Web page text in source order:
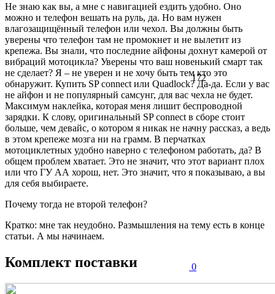
Не знаю как вы, а мне с навигацией ездить удобно. Оно
можно и телефон вешать на руль, да. Но вам нужен
влагозащищённый телефон или чехол. Вы должны быть
уверены что телефон там не промокнет и не вылетит из
крепежа. Вы знали, что последние айфоны дохнут камерой от
вибраций мотоцикла? Уверены что ваш новенький смарт так
не сделает? Я – не уверен и не хочу быть тем кто это
обнаружит. Купить SP connect или Quadlock? Да-да. Если у вас
не айфон и не популярный самсунг, для вас чехла не будет.
Максимум наклейка, которая меня лишит беспроводной
зарядки. К слову, оригинальный SP connect в сборе стоит
больше, чем девайс, о котором я никак не начну рассказ, а ведь
в этом крепеже мозга ни на грамм. В перчатках
мотоциклетных удобно наверно с телефоном работать, да? В
общем проблем хватает. Это не значит, что этот вариант плох
или что ГУ АА хорош, нет. Это значит, что я показываю, а вы
для себя выбираете.
Почему тогда не второй телефон?
Кратко: мне так неудобно. Размышления на тему есть в конце
статьи. А мы начинаем.
Комплект поставки
172
0